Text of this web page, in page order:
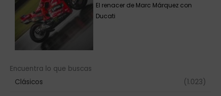
El renacer de Marc Márquez con
Ducati
Encuentra lo que buscas
Clásicos
(1.023)